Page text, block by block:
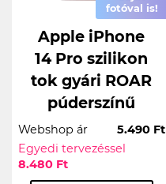
fotóval is!
Apple iPhone
14 Pro szilikon
tok gyári ROAR
púderszínű
Webshop ár
5.490 Ft
Egyedi tervezéssel
8.480 Ft